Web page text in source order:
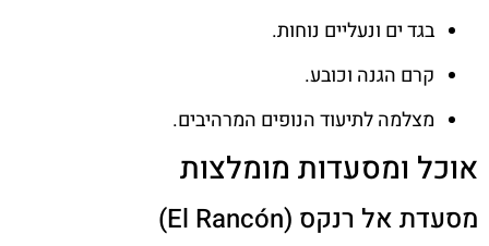
בגד ים ונעליים נוחות.
קרם הגנה וכובע.
מצלמה לתיעוד הנופים המרהיבים.
אוכל ומסעדות מומלצות
מסעדת אל רנקס (El Rancón)